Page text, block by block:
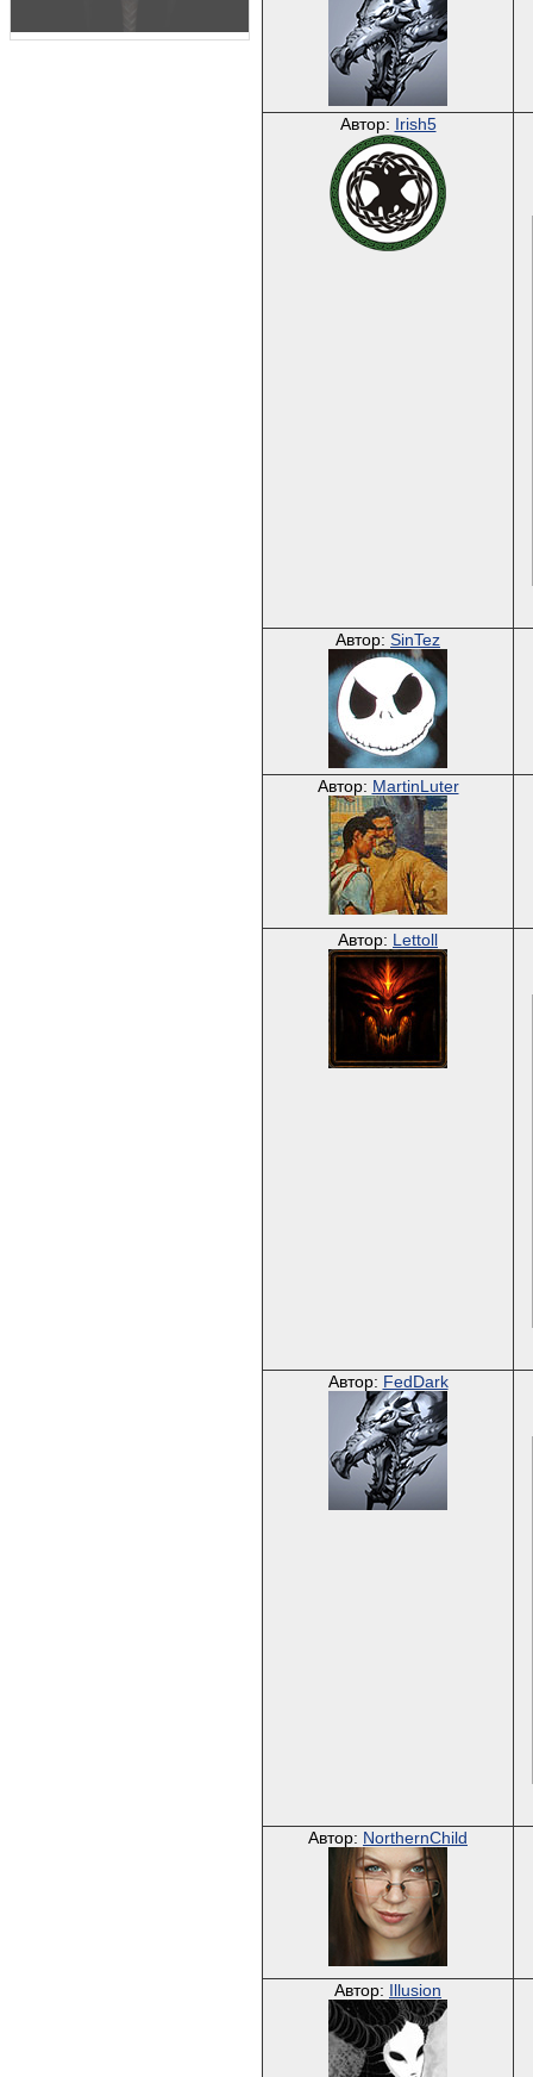
Автор: Irish5
Автор: SinTez
Автор: MartinLuter
Автор: Lettoll
Автор: FedDark
Автор: NorthernChild
Автор: Illusion